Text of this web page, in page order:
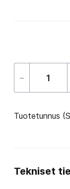
–
Gate
–
48
Tuotetunnus
Tekniset